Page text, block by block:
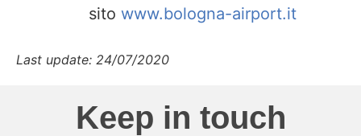
sito www.bologna-airport.it
Last update: 24/07/2020
Keep in touch